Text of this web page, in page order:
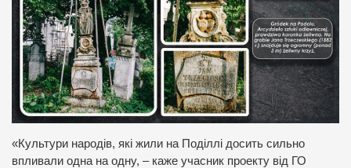
«Культури народів, які жили на Поділлі досить сильно
впливали одна на одну, – каже учасник проекту від ГО